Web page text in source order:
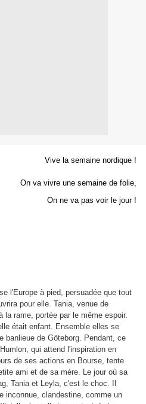
Vive la semaine nordique !
On va vivre une semaine de folie,
On ne va pas voir le jour !
l'Europe à pied, persuadée que tout
pour elle. Tania, venue de
rame, portée par le même espoir.
était enfant. Ensemble elles se
banlieue de Göteborg. Pendant, ce
qui attend l'inspiration en
de ses actions en Bourse, tente
ami et de sa mère. Le jour où sa
Tania et Leyla, c'est le choc. Il
inconnue, clandestine, comme un